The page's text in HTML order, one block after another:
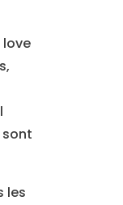
love
sont
les